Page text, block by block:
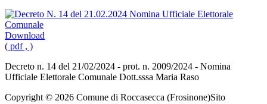
Download
( pdf , )
Decreto n. 14 del 21/02/2024 - prot. n. 2009/2024 - Nomina
Ufficiale Elettorale Comunale Dott.sssa Maria Raso
Copyright © 2026 Comune di Roccasecca (Frosinone)Sito